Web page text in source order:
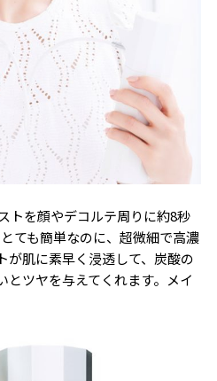
トを顔やデコルテ周りに約8秒
ても簡単なのに、超微細で高濃
が肌に素早く浸透して、炭酸の
とツヤを与えてくれます。メイ